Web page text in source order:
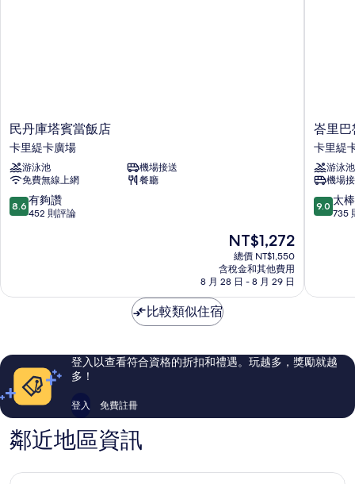
民
丹
庫
塔
賓
當
飯
廣
民丹庫塔賓當飯店
卡里緹卡廣場
游泳池
機場接送
免費無線上網
餐廳
8.6
分，
夠
評
論
8.6 有夠讚
452 則評論
現
在
價
格
為
NT$1,272
總價 NT$1,550
含稅金和其他費用
8 月 28 日 - 8 月 29 日
峇
里
巴
魯
納
度
假
IHG
店
卡
峇里巴
卡里緹
游泳池
機場
9.0
分，
棒
評
論
9.0 太
735
比較類似住宿
登入以查看符合資格的折扣和禮遇。玩越多，獎勵就越
多！
登入 免費註冊
鄰近地區資訊